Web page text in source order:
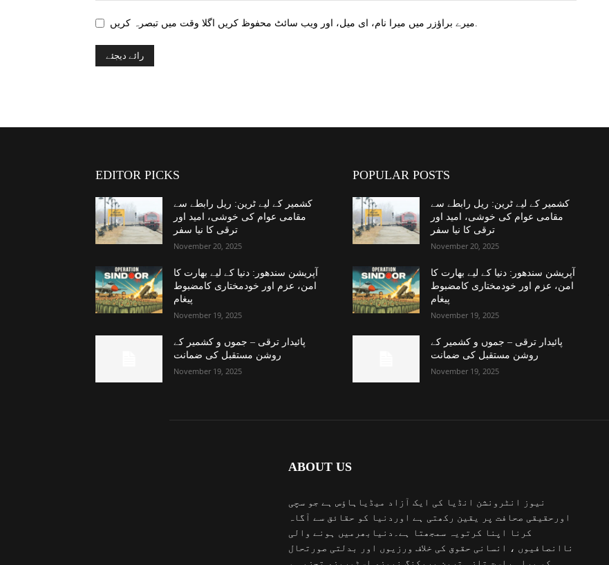
میرے براؤزر میں میرا نام، ای میل، اور ویب سائٹ محفوظ کریں اگلا وقت میں تبصرہ کریں.
EDITOR PICKS
کشمیر کے لیے ٹرین: ریل رابطے سے
مقامی عوام کی خوشی، امید اور
ترقی کا نیا سفر
November 20, 2025
آپریشن سندھور: دنیا کے لیے بھارت کا
امن، عزم اور خودمختاری کامضبوط
پیغام
November 19, 2025
پائیدار ترقی – جموں و کشمیر کے
روشن مستقبل کی ضمانت
November 19, 2025
POPULAR POSTS
کشمیر کے لیے ٹرین: ریل رابطے سے
مقامی عوام کی خوشی، امید اور
ترقی کا نیا سفر
November 20, 2025
آپریشن سندھور: دنیا کے لیے بھارت کا
امن، عزم اور خودمختاری کامضبوط
پیغام
November 19, 2025
پائیدار ترقی – جموں و کشمیر کے
روشن مستقبل کی ضمانت
November 19, 2025
ABOUT US
نیوز انٹرونشن انڈیا کی ایک آزاد میڈیاہاؤس ہے جو سچی
اورحقیقی صحافت پر یقین رکھتی ہے اوردنیا کو حقائق سے آگاہ
کرنا اپنا کرتویہ سمجھتا ہے۔دنیابھرمیں ہونے والی
ناانصافیوں ، انسانی حقوق کی خلاف ورزیوں اور بدلتی صورتحال